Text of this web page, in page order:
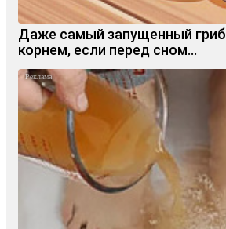
Даже самый запущенный
корнем, если перед сном…